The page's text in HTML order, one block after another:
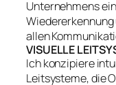
Unternehmens
allen
VISUELLE
Ich konzipiere
Leitsysteme, die